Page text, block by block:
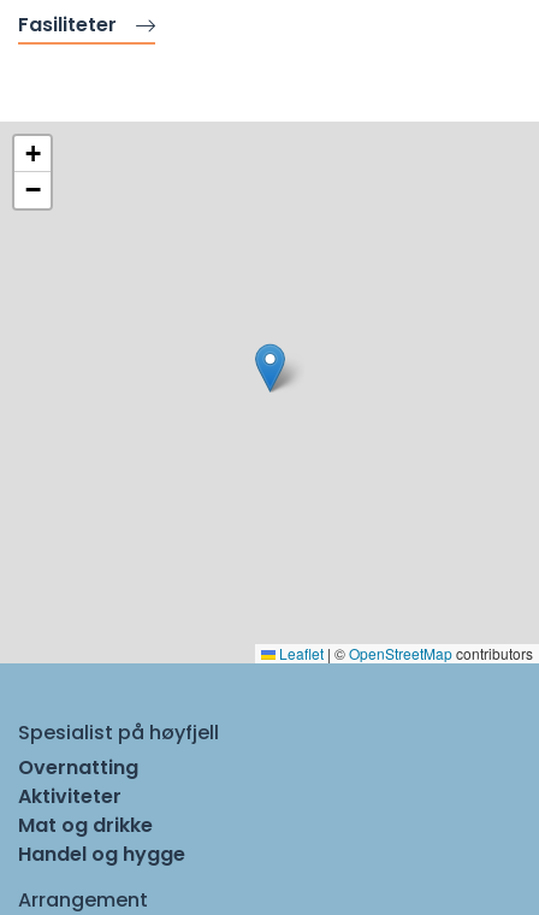
Fasiliteter
+
−
Leaflet | ©OpenStreetMapcontributors
Spesialist på høyfjell
Overnatting
Aktiviteter
Mat og drikke
Handel og hygge
Arrangement